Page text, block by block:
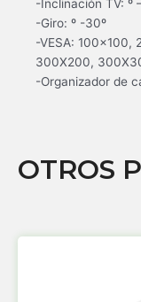
-Inclinación TV: º
-Giro: º -30º
-VESA:
300X200,
-Organizador de
OTROS